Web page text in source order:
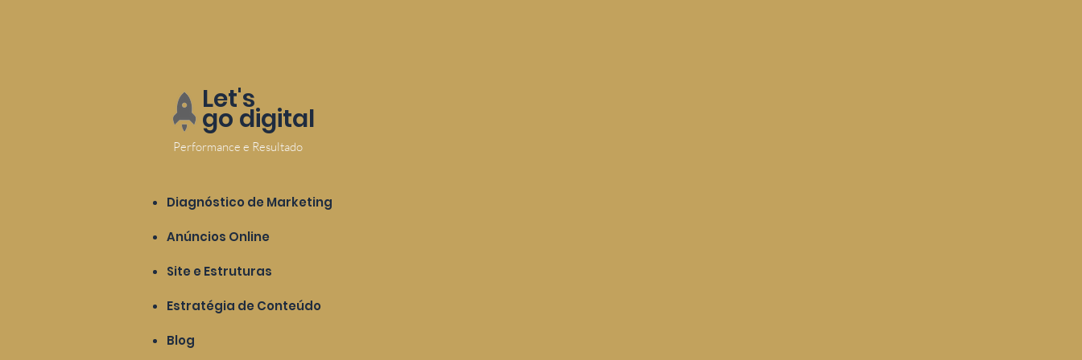
Let's
go digital
Performance e Resultado
Diagnóstico de Marketing
Anúncios Online
Site e Estruturas
Estratégia de Conteúdo
Blog